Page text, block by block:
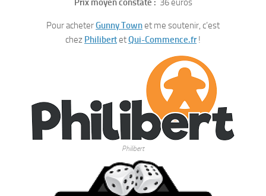
Prix moyen constaté : 36 euros
Pour acheterGunny Townet me soutenir, c’est
chez PhilibertetQui-Commence.fr!
Philibert